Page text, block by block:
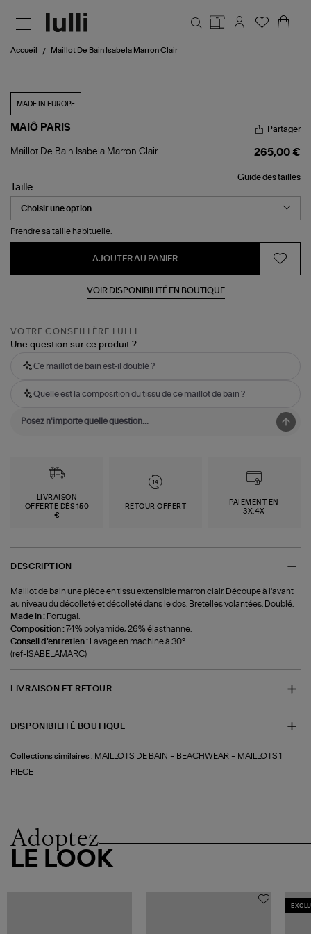
Accueil Maillot De Bain Isabela Marron Clair
MADE IN EUROPE
MAIÔ PARIS
Maillot
Isabela
Marron
Clair
Partager
Maillot De Bain Isabela Marron Clair 265,00 €
Guide des tailles
Taille
Prendre sa taille habituelle.
AJOUTER AU PANIER
VOIR DISPONIBILITÉ EN BOUTIQUE
VOTRE CONSEILLÈRE LULLI
Une question sur ce produit ?
Ce maillot de bain est-il doublé ?
Quelle est la composition du tissu de ce maillot de bain ?
LIVRAISON
OFFERTE DÈS 150
€
RETOUR OFFERT
PAIEMENT EN
3X,4X
DESCRIPTION
Maillot de bain une pièce en tissu extensible marron clair. Découpe à l'avant
au niveau du décolleté et décolleté dans le dos. Bretelles volantées. Doublé.
Made in : Portugal.
Composition : 74% polyamide, 26% élasthanne.
Conseil d'entretien : Lavage en machine à 30°.
(ref-ISABELAMARC)
LIVRAISON ET RETOUR
DISPONIBILITÉ BOUTIQUE
Collections similaires : MAILLOTS DE BAIN - BEACHWEAR - MAILLOTS 1
PIECE
Adoptez
LE LOOK